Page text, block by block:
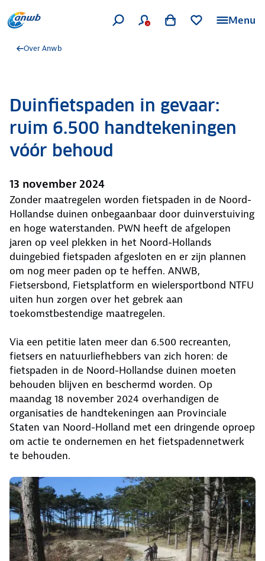
Menu
Over Anwb
Duinfietspaden in gevaar:
ruim 6.500 handtekeningen
vóór behoud
13 november 2024
Zonder maatregelen worden fietspaden in de Noord-
Hollandse duinen onbegaanbaar door duinverstuiving
en hoge waterstanden. PWN heeft de afgelopen
jaren op veel plekken in het Noord-Hollands
duingebied fietspaden afgesloten en er zijn plannen
om nog meer paden op te heffen. ANWB,
Fietsersbond, Fietsplatform en wielersportbond NTFU
uiten hun zorgen over het gebrek aan
toekomstbestendige maatregelen.
Via een petitie laten meer dan 6.500 recreanten,
fietsers en natuurliefhebbers van zich horen: de
fietspaden in de Noord-Hollandse duinen moeten
behouden blijven en beschermd worden. Op
maandag 18 november 2024 overhandigen de
organisaties de handtekeningen aan Provinciale
Staten van Noord-Holland met een dringende oproep
om actie te ondernemen en het fietspadennetwerk
te behouden.